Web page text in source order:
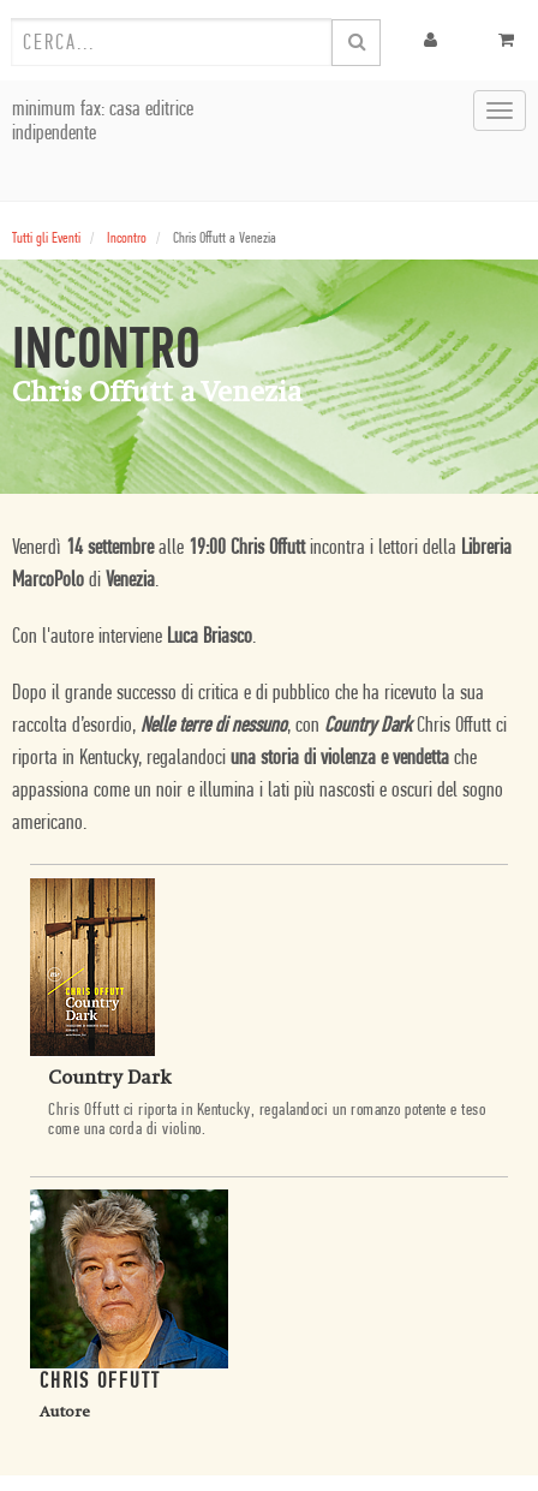
minimum fax: casa editrice
indipendente
Tutti gli Eventi Incontro Chris Offutt a Venezia
INCONTRO
Chris Offutt a Venezia
Venerdì 14settembrealle 19:00 Chris Offuttincontra i lettori della Libreria
MarcoPolo di Venezia.
Con l'autore interviene Luca Briasco.
Dopo il grande successo di critica e di pubblico che ha ricevuto la sua
raccolta d’esordio, Nelle terre di nessuno, con Country DarkChris Offutt ci
riporta in Kentucky, regalandoci una storia di violenza e vendetta che
appassiona come un noir e illumina i lati più nascosti e oscuri del sogno
americano.
Country Dark
Chris Offutt ci riporta in Kentucky, regalandoci un romanzo potente e teso
come una corda di violino.
CHRIS OFFUTT
Autore